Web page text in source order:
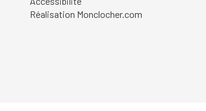
Réalisation Monclocher.com